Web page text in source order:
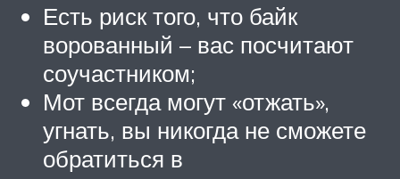
Есть риск того, что байк
ворованный – вас посчитают
соучастником;
Мот всегда могут «отжать»,
угнать, вы никогда не сможете
обратиться в